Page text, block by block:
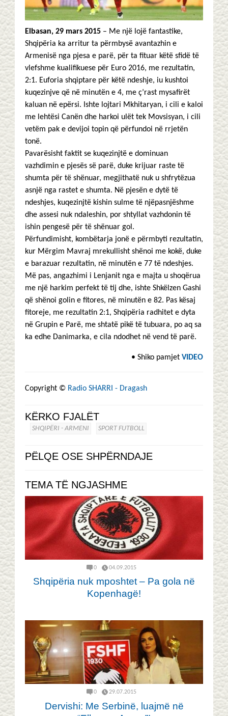
Elbasan, 29 mars 2015 – Me një lojë fantastike,
Shqipëria ka arritur ta përmbysë avantazhin e
Armenisë nga pjesa e parë, për ta fituar këtë sfidë të
vlefshme kualifikuese për Euro 2016, me rezultatin,
2:1. Euforia shqiptare për këtë ndeshje, iu kushtoi
kuqezinjve që në minutën e 4, me ç’rast mysafirët
kaluan në epërsi. Ishte lojtari Mkhitaryan, i cili e kaloi
me lehtësi Canën dhe harkoi ulët tek Movsisyan, i cili
vetëm pak e devijoi topin që përfundoi në rrjetën
tonë.
Pavarësisht faktit se kuqezinjtë e dominuan
vazhdimin e pjesës së parë, duke krijuar raste të
shumta për të shënuar, megjithatë nuk u shfrytëzua
asnjë nga rastet e shumta. Në pjesën e dytë të
ndeshjes, kuqezinjtë kishin sulme të njëpasnjëshme
dhe assesi nuk ndaleshin, por shtyllat vazhdonin të
ishin pengesë për të shënuar gol.
Përfundimisht, kombëtarja jonë e përmbyti rezultatin,
kur Mërgim Mavraj mrekullisht shënoi me kokë, duke
e barazuar rezultatin, në minutën e 77 të ndeshjes.
Më pas, angazhimi i Lenjanit nga e majta u shoqërua
me një harkim perfekt të tij dhe, ishte Shkëlzen Gashi
që shënoi golin e fitores, në minutën e 82. Pas kësaj
fitoreje, me rezultatin 2:1, Shqipëria radhitet e dyta
në Grupin e Parë, me shtatë pikë të tubuara, po aq sa
ka edhe Danimarka, e cila ndodhet në vend të parë.
• Shiko pamjet VIDEO
Copyright © Radio SHARRI - Dragash
KËRKO FJALËT
SHQIPËRI - ARMENI SPORT FUTBOLL
PËLQE OSE SHPËRNDAJE
TEMA TË NGJASHME
0 04.09.2015
Shqipëria nuk mposhtet – Pa gola në
Kopenhagë!
0 29.07.2015
Dervishi: Me Serbinë, luajmë në